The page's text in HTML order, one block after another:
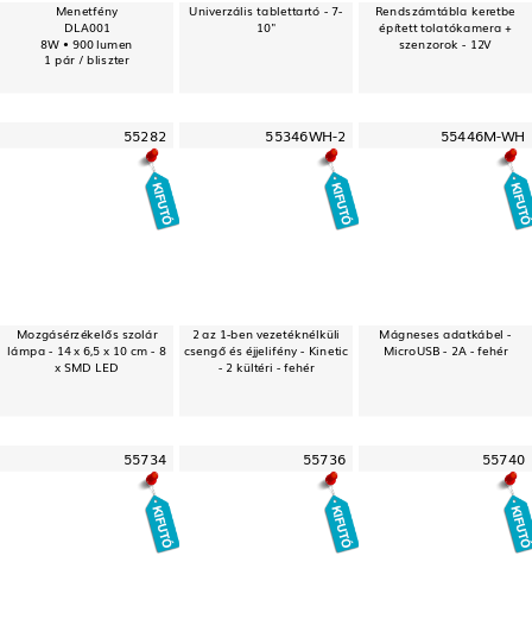
Menetfény
DLA001
8W • 900 lumen
1 pár / bliszter
Univerzális tablettartó - 7-
10"
Rendszámtábla keretbe
épített tolatókamera +
szenzorok - 12V
55282
Mozgásérzékelős szolár
lámpa - 14 x 6,5 x 10 cm - 8
x SMD LED
55346WH-2
2 az 1-ben vezetéknélküli
csengő és éjjelifény - Kinetic
- 2 kültéri - fehér
55446M-WH
Mágneses adatkábel -
MicroUSB - 2A - fehér
55734 55736 55740